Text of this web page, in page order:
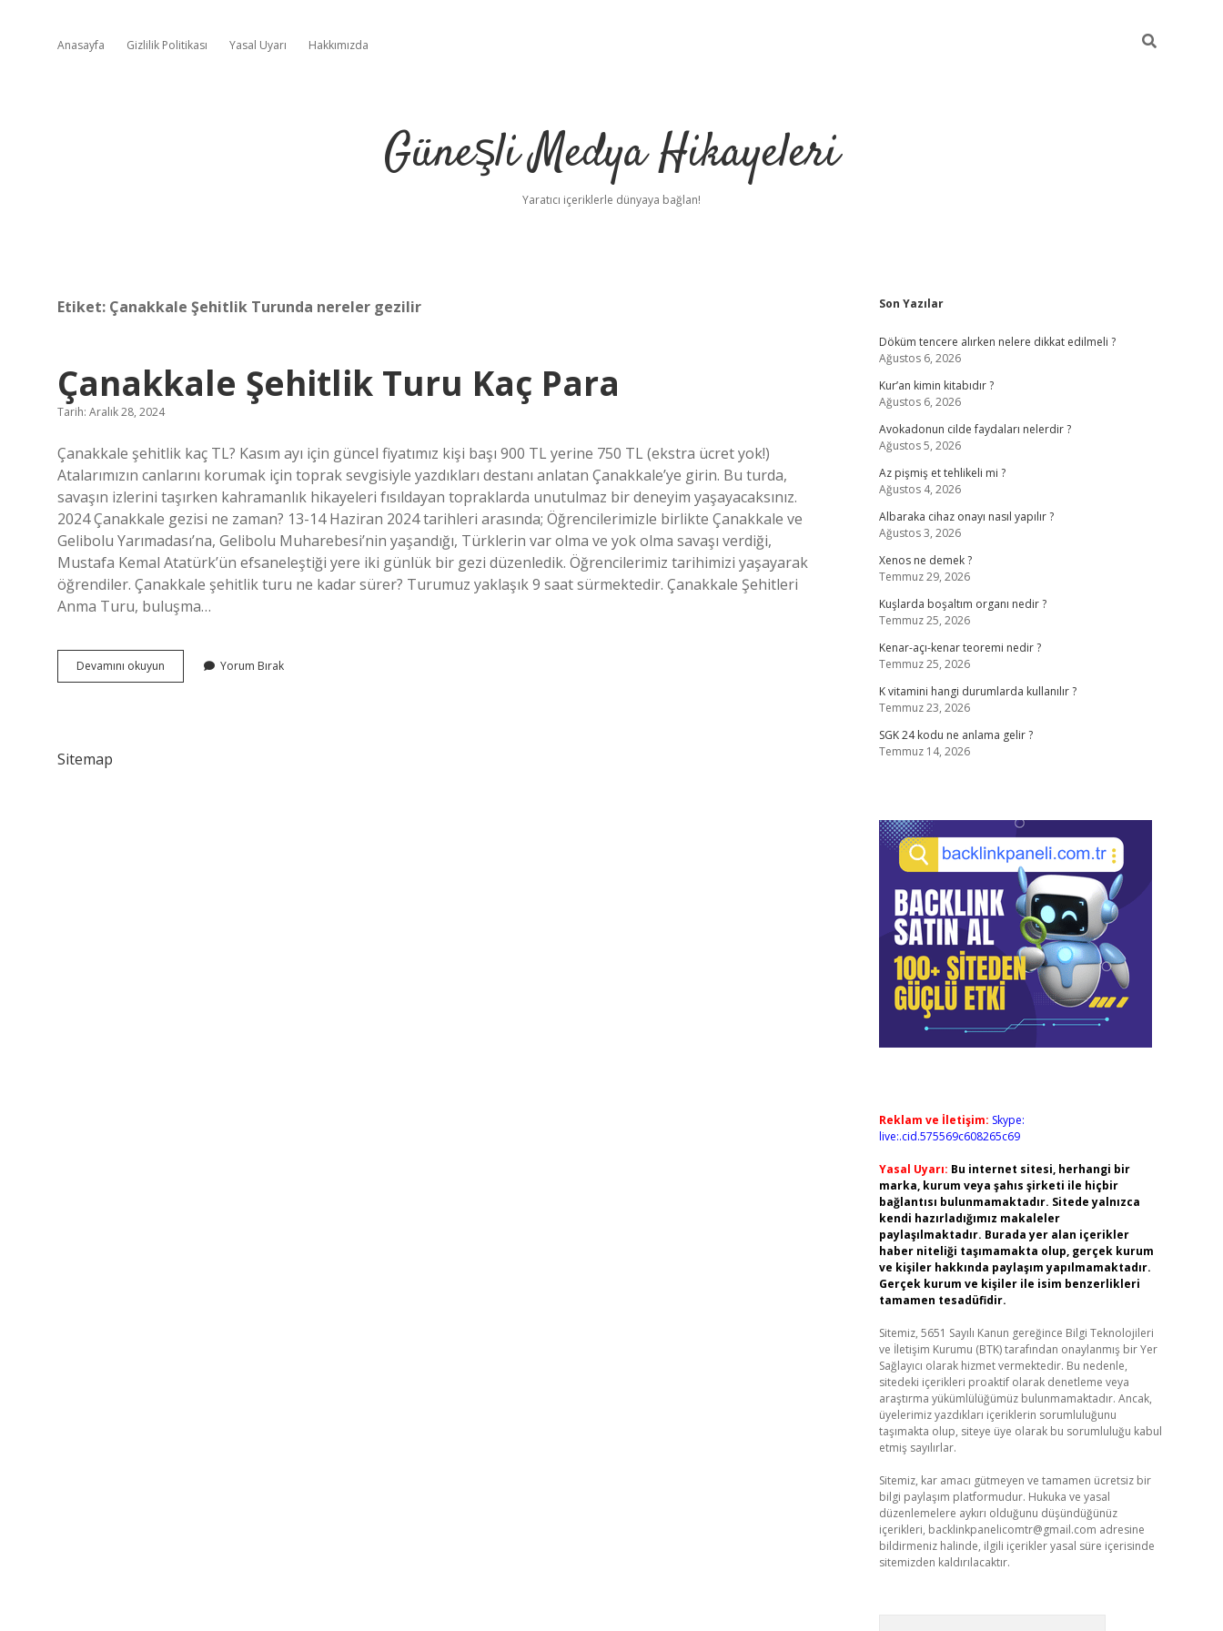
Anasayfa Gizlilik Politikası Yasal Uyarı Hakkımızda
Güneşli Medya Hikayeleri
Yaratıcı içeriklerle dünyaya bağlan!
Etiket: Çanakkale Şehitlik Turunda nereler gezilir
Çanakkale Şehitlik Turu Kaç Para
Tarih: Aralık 28, 2024
Çanakkale şehitlik kaç TL? Kasım ayı için güncel fiyatımız kişi başı 900 TL yerine 750 TL (ekstra ücret yok!)
Atalarımızın canlarını korumak için toprak sevgisiyle yazdıkları destanı anlatan Çanakkale’ye girin. Bu turda,
savaşın izlerini taşırken kahramanlık hikayeleri fısıldayan topraklarda unutulmaz bir deneyim yaşayacaksınız.
2024 Çanakkale gezisi ne zaman? 13-14 Haziran 2024 tarihleri ​​arasında; Öğrencilerimizle birlikte Çanakkale ve
Gelibolu Yarımadası’na, Gelibolu Muharebesi’nin yaşandığı, Türklerin var olma ve yok olma savaşı verdiği,
Mustafa Kemal Atatürk’ün efsaneleştiği yere iki günlük bir gezi düzenledik. Öğrencilerimiz tarihimizi yaşayarak
öğrendiler. Çanakkale şehitlik turu ne kadar sürer? Turumuz yaklaşık 9 saat sürmektedir. Çanakkale Şehitleri
Anma Turu, buluşma…
Devamını okuyun Çanakkale
Şehitlik
Yorum Bırak
Sitemap
Sidebar
Son Yazılar
Döküm tencere alırken nelere dikkat edilmeli ?
Ağustos 6, 2026
Kur’an kimin kitabıdır ?
Ağustos 6, 2026
Avokadonun cilde faydaları nelerdir ?
Ağustos 5, 2026
Az pişmiş et tehlikeli mi ?
Ağustos 4, 2026
Albaraka cihaz onayı nasıl yapılır ?
Ağustos 3, 2026
Xenos ne demek ?
Temmuz 29, 2026
Kuşlarda boşaltım organı nedir ?
Temmuz 25, 2026
Kenar-açı-kenar teoremi nedir ?
Temmuz 25, 2026
K vitamini hangi durumlarda kullanılır ?
Temmuz 23, 2026
SGK 24 kodu ne anlama gelir ?
Temmuz 14, 2026
Reklam ve İletişim: Skype:
live:.cid.575569c608265c69
Yasal Uyarı: Bu internet sitesi, herhangi bir
marka, kurum veya şahıs şirketi ile hiçbir
bağlantısı bulunmamaktadır. Sitede yalnızca
kendi hazırladığımız makaleler
paylaşılmaktadır. Burada yer alan içerikler
haber niteliği taşımamakta olup, gerçek kurum
ve kişiler hakkında paylaşım yapılmamaktadır.
Gerçek kurum ve kişiler ile isim benzerlikleri
tamamen tesadüfidir.
Sitemiz, 5651 Sayılı Kanun gereğince Bilgi Teknolojileri
ve İletişim Kurumu (BTK) tarafından onaylanmış bir Yer
Sağlayıcı olarak hizmet vermektedir. Bu nedenle,
sitedeki içerikleri proaktif olarak denetleme veya
araştırma yükümlülüğümüz bulunmamaktadır. Ancak,
üyelerimiz yazdıkları içeriklerin sorumluluğunu
taşımakta olup, siteye üye olarak bu sorumluluğu kabul
etmiş sayılırlar.
Sitemiz, kar amacı gütmeyen ve tamamen ücretsiz bir
bilgi paylaşım platformudur. Hukuka ve yasal
düzenlemelere aykırı olduğunu düşündüğünüz
içerikleri, backlinkpanelicomtr@gmail.com adresine
bildirmeniz halinde, ilgili içerikler yasal süre içerisinde
sitemizden kaldırılacaktır.